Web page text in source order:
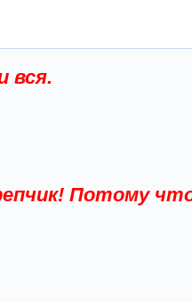
вся.
Потому